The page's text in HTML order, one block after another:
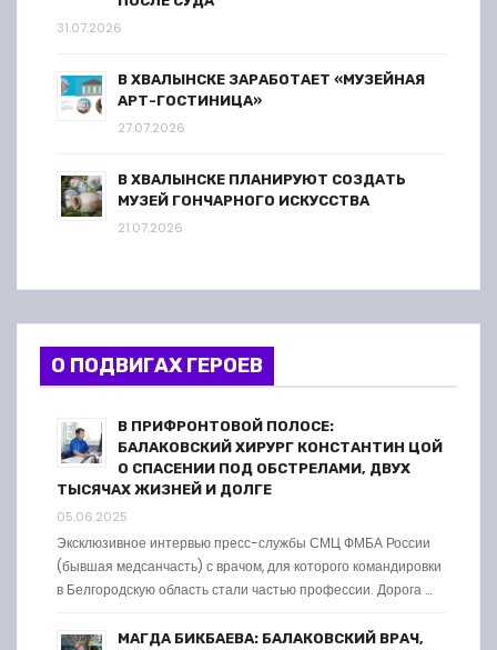
31.07.2026
В ХВАЛЫНСКЕ ЗАРАБОТАЕТ «МУЗЕЙНАЯ
АРТ-ГОСТИНИЦА»
27.07.2026
В ХВАЛЫНСКЕ ПЛАНИРУЮТ СОЗДАТЬ
МУЗЕЙ ГОНЧАРНОГО ИСКУССТВА
21.07.2026
О ПОДВИГАХ ГЕРОЕВ
В ПРИФРОНТОВОЙ ПОЛОСЕ:
БАЛАКОВСКИЙ ХИРУРГ КОНСТАНТИН ЦОЙ
О СПАСЕНИИ ПОД ОБСТРЕЛАМИ, ДВУХ
ТЫСЯЧАХ ЖИЗНЕЙ И ДОЛГЕ
05.06.2025
Эксклюзивное интервью пресс-службы СМЦ ФМБА России
(бывшая медсанчасть) с врачом, для которого командировки
в Белгородскую область стали частью профессии. Дорога …
МАГДА БИКБАЕВА: БАЛАКОВСКИЙ ВРАЧ,